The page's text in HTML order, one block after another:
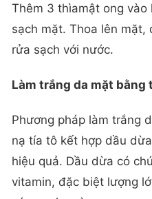
Thêm 3 thìamật ong vào
sạch mặt. Thoa lên mặt,
rửa sạch với nước.
Làm trắng da mặt bằng
Phương pháp làm trắng
nạ tía tô kết hợp dầu
hiệu quả. Dầu dừa có
vitamin, đặc biệt lượng